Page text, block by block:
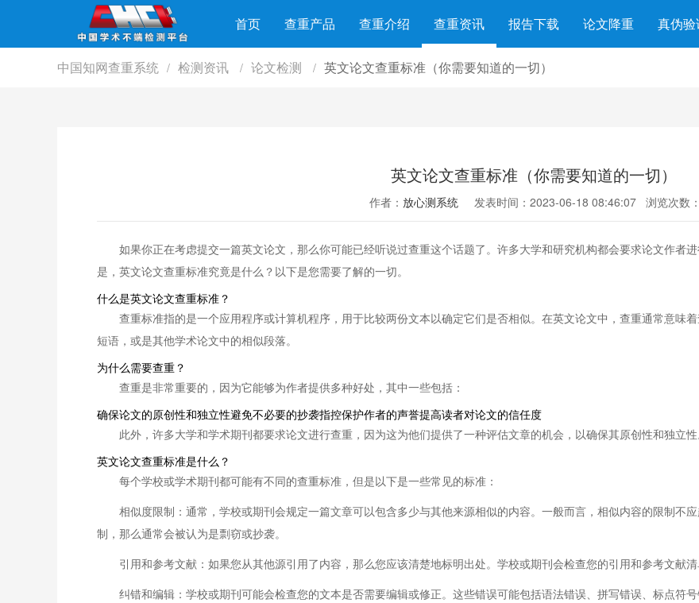
首页 查重产品 查重介绍 查重资讯 报告下载 论文降重 真伪验
中国知网查重系统 / 检测资讯 / 论文检测 / 英文论文查重标准（你需要知道的一切）
英文论文查重标准（你需要知道的一切）
作者： 放心测系统 发表时间：2023-06-18 08:46:07 浏览次数
如果你正在考虑提交一篇英文论文，那么你可能已经听说过查重这个话题了。许多大学和研究机构都会要求论文作者
是，英文论文查重标准究竟是什么？以下是您需要了解的一切。
什么是英文论文查重标准？
查重标准指的是一个应用程序或计算机程序，用于比较两份文本以确定它们是否相似。在英文论文中，查重通常意味
短语，或是其他学术论文中的相似段落。
为什么需要查重？
查重是非常重要的，因为它能够为作者提供多种好处，其中一些包括：
确保论文的原创性和独立性避免不必要的抄袭指控保护作者的声誉提高读者对论文的信任度
此外，许多大学和学术期刊都要求论文进行查重，因为这为他们提供了一种评估文章的机会，以确保其原创性和独立性
英文论文查重标准是什么？
每个学校或学术期刊都可能有不同的查重标准，但是以下是一些常见的标准：
相似度限制：通常，学校或期刊会规定一篇文章可以包含多少与其他来源相似的内容。一般而言，相似内容的限制不
制，那么通常会被认为是剽窃或抄袭。
引用和参考文献：如果您从其他源引用了内容，那么您应该清楚地标明出处。学校或期刊会检查您的引用和参考文献
纠错和编辑：学校或期刊可能会检查您的文本是否需要编辑或修正。这些错误可能包括语法错误、拼写错误、标点符号